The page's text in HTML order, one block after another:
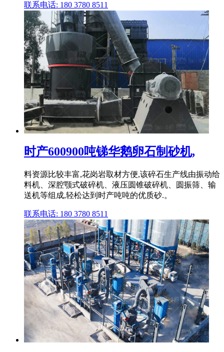
联系电话: 180 3780 8511
时产600900吨锑华鹅卵石制砂机,
料资源比较丰富,花岗岩取材方便,该碎石生产线由振动给
料机、深腔颚式破碎机、液压圆锥破碎机、圆振筛、输
送机等组成,轻松达到时产吨吨的优质砂.。
联系电话: 180 3780 8511